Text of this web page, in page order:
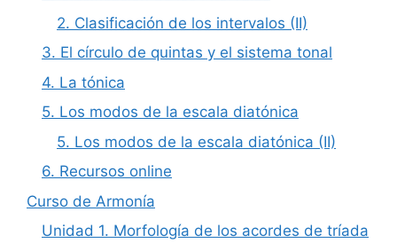
2. Clasificación de los intervalos (II)
3. El círculo de quintas y el sistema tonal
4. La tónica
5. Los modos de la escala diatónica
5. Los modos de la escala diatónica (II)
6. Recursos online
Curso de Armonía
Unidad 1. Morfología de los acordes de tríada